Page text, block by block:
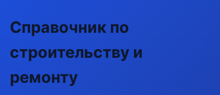
Справочник по
строительству и
ремонту